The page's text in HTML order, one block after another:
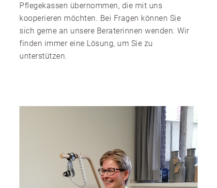
Pflegekassen übernommen, die mit uns
kooperieren möchten. Bei Fragen können Sie
sich gerne an unsere Beraterinnen wenden. Wir
finden immer eine Lösung, um Sie zu
unterstützen.